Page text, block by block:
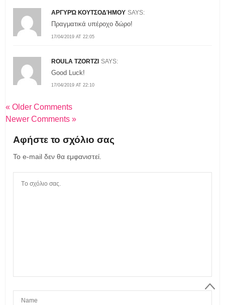
ΑΡΓΥΡΏ ΚΟΥΤΣΟΔΉΜΟΥ SAYS:
17/04/2019 AT 22:05
Πραγματικά υπέροχο δώρο!
ROULA TZORTZI SAYS:
17/04/2019 AT 22:10
Good Luck!
« Older Comments
Newer Comments »
Αφήστε το σχόλιο σας
Το e-mail δεν θα εμφανιστεί.